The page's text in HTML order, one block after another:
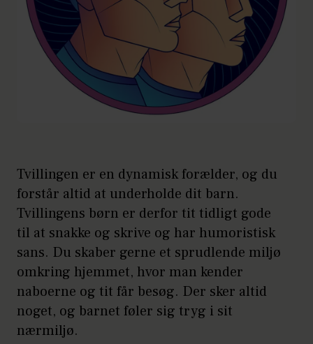
Tvillingen er en dynamisk forælder, og du
forstår altid at underholde dit barn.
Tvillingens børn er derfor tit tidligt gode
til at snakke og skrive og har humoristisk
sans. Du skaber gerne et sprudlende miljø
omkring hjemmet, hvor man kender
naboerne og tit får besøg. Der sker altid
noget, og barnet føler sig tryg i sit
nærmiljø.